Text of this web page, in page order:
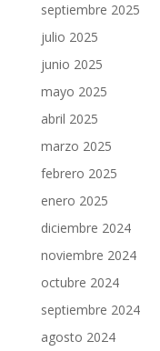
septiembre 2025
julio 2025
junio 2025
mayo 2025
abril 2025
marzo 2025
febrero 2025
enero 2025
diciembre 2024
noviembre 2024
octubre 2024
septiembre 2024
agosto 2024